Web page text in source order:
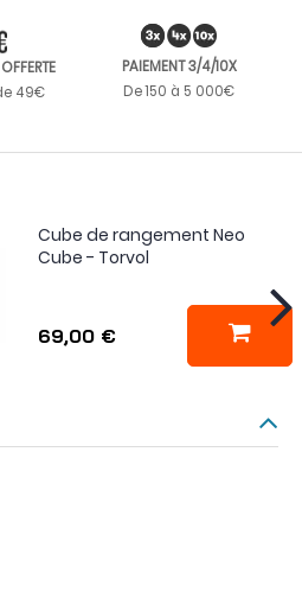
49€
PAIEMENT 3/4/10X
De 150 à 5 000€
Cube de rangement Neo
Cube - Torvol
69,00 €